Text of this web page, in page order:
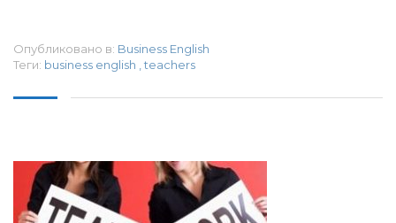
Опубликовано в: Business English
Теги: business english ,teachers